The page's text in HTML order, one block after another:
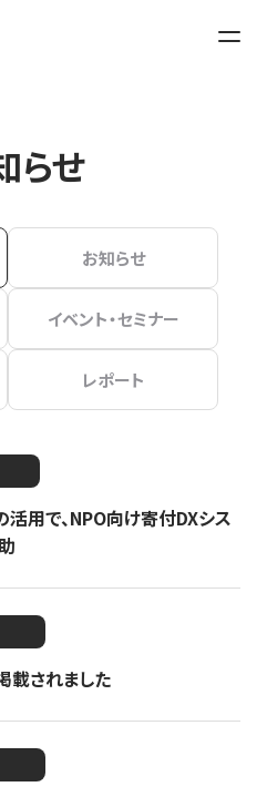
らせ
お知らせ
イベント・セミナー
レポート
活用で、NPO向け寄付DXシス
載されました